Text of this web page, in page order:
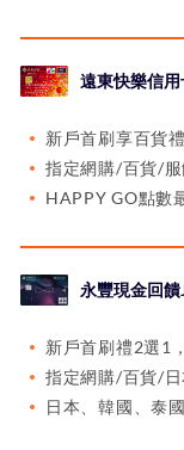
遠東快樂信用
新戶首刷享百貨
指定網購/百貨/
HAPPY GO點數
永豐現金回饋
新戶首刷禮2選1
指定網購/百貨/
日本、韓國、泰